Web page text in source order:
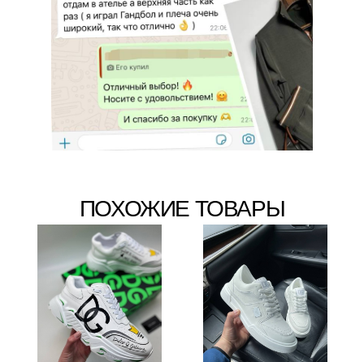
ПОХОЖИЕ ТОВАРЫ